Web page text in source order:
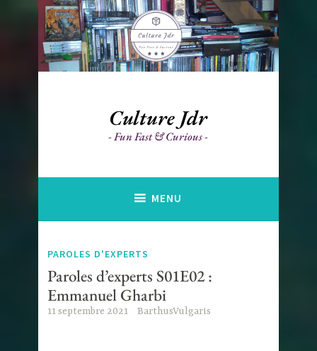
Accéder
au
contenu
principal
Culture Jdr
Fun Fast & Curious
MENU
PAROLES D'EXPERTS
Paroles d’experts S01E02 :
Emmanuel Gharbi
11 septembre 2021 BarthusVulgaris